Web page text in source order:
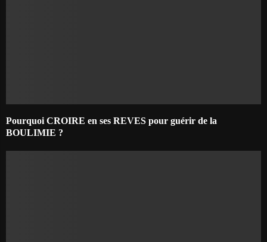
Pourquoi CROIRE en ses REVES pour guérir de la
BOULIMIE ?